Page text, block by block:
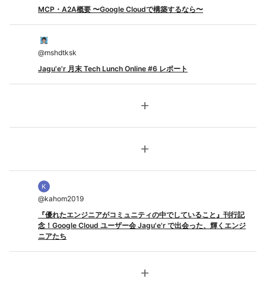
MCP・A2A概要 〜Google Cloudで構築するなら〜
@mshdtksk
Jagu'e'r 月末 Tech Lunch Online #6 レポート
add
add
@kahom2019
『優れたエンジニアがコミュニティの中でしていること』刊行記
念！Google Cloud ユーザー会 Jagu'e'r で出会った、輝くエンジ
ニアたち
add